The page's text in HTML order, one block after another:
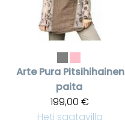
Arte Pura Pitsihihainen
paita
199,00 €
Heti saatavilla